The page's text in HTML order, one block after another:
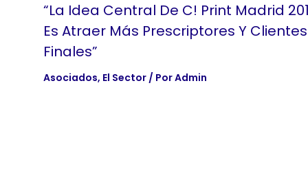
“La Idea Central De C! Print Madrid
Es Atraer Más Prescriptores Y Clientes
Finales”
Asociados, El Sector/ PorAdmin